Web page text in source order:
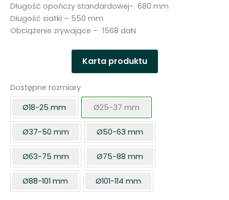
Długość opończy standardowej- 680 mm
Długość siatki – 550 mm
Obciążenie zrywające – 1568 daN
Karta produktu
Dostępne rozmiary
Ø18-25 mm
Ø25-37 mm
Ø37-50 mm Ø50-63 mm
Ø63-75 mm Ø75-88 mm
Ø88-101 mm Ø101-114 mm